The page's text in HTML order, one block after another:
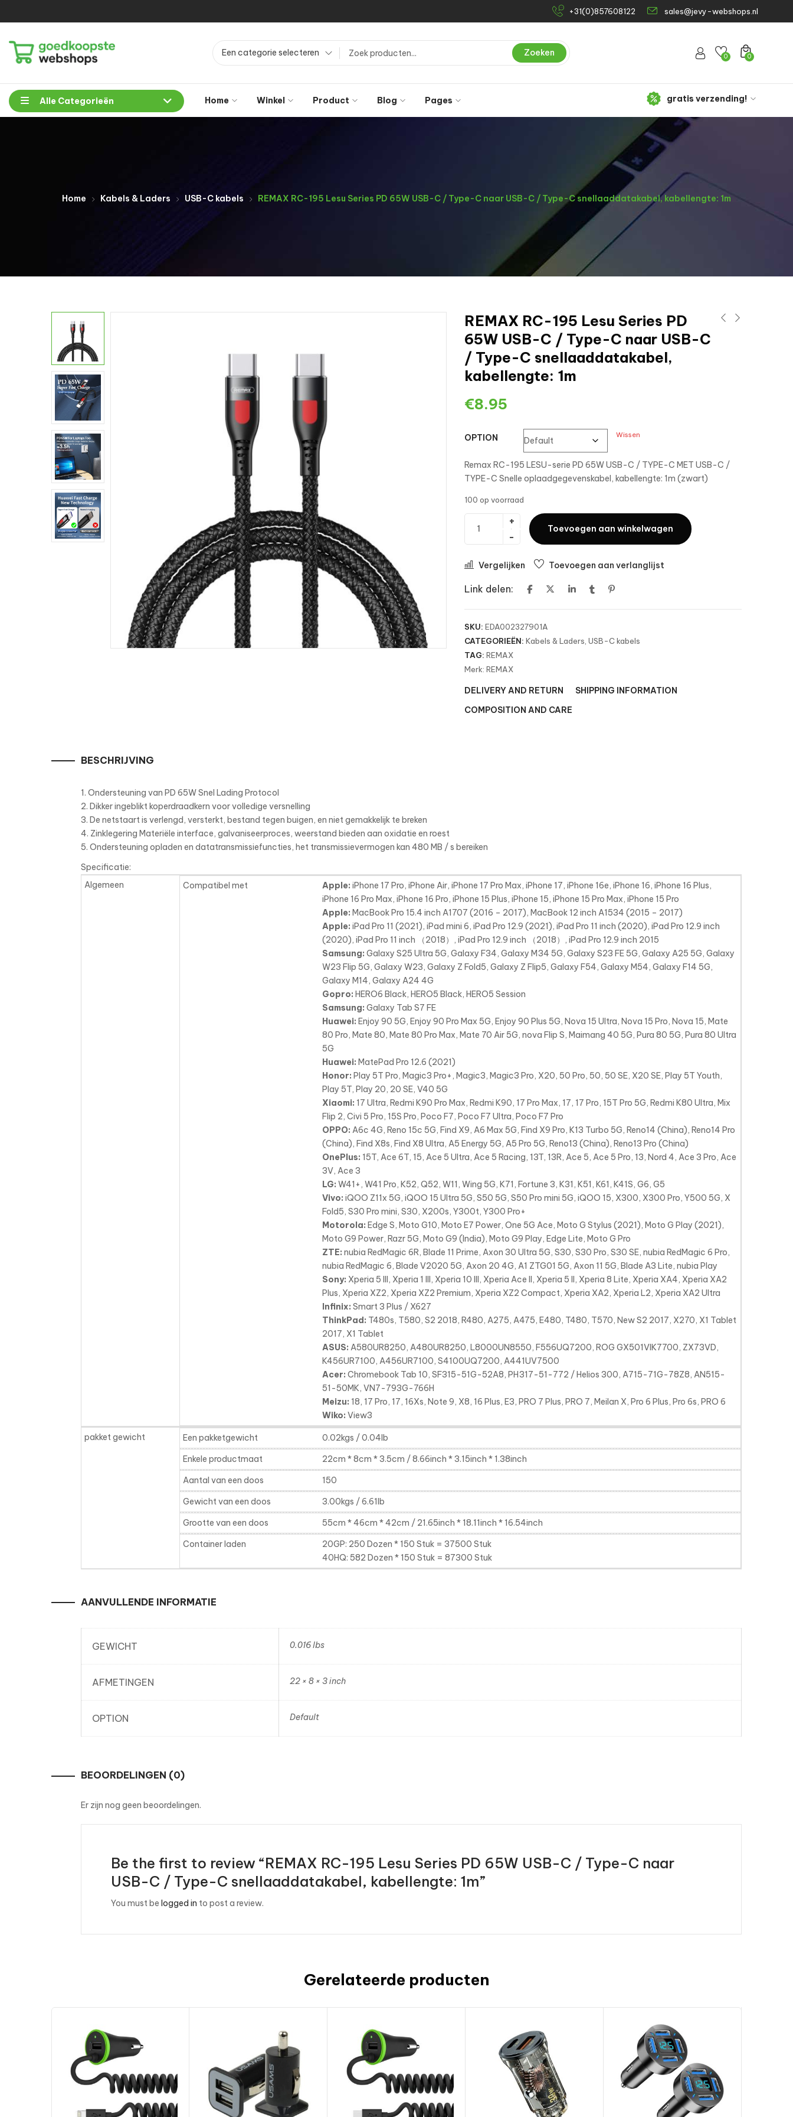
+31(0)857608122 sales@jevy-webshops.nl
Een categorie selecteren Zoeken 0
0
Alle Categorieën Home Winkel Product Blog Pages gratis verzending!
Home Kabels & Laders USB-C kabels REMAX RC-195 Lesu Series PD 65W USB-C / Type-C naar USB-C / Type-C snellaaddatakabel, kabellengte: 1m
REMAX RC-195 Lesu Series PD
65W USB-C / Type-C naar USB-C
/ Type-C snellaaddatakabel,
kabellengte: 1m
€8.95
OPTION Wissen
Remax RC-195 LESU-serie PD 65W USB-C / TYPE-C MET USB-C /
TYPE-C Snelle oplaadgegevenskabel, kabellengte: 1m (zwart)
100 op voorraad
Toevoegen aan winkelwagen
Vergelijken Toevoegen aan verlanglijst
Link delen:
SKU: EDA002327901A
CATEGORIEËN: Kabels & Laders USB-C kabels
TAG: REMAX
Merk: REMAX
DELIVERY AND RETURN
SHIPPING INFORMATION
COMPOSITION AND CARE
BESCHRIJVING
1. Ondersteuning van PD 65W Snel Lading Protocol
2. Dikker ingeblikt koperdraadkern voor volledige versnelling
3. De netstaart is verlengd, versterkt, bestand tegen buigen, en niet gemakkelijk te breken
4. Zinklegering Materiële interface, galvaniseerproces, weerstand bieden aan oxidatie en roest
5. Ondersteuning opladen en datatransmissiefuncties, het transmissievermogen kan 480 MB / s bereiken
Specificatie:
Algemeen
Compatibel met Apple: iPhone 17 Pro, iPhone Air, iPhone 17 Pro Max, iPhone 17, iPhone 16e, iPhone 16, iPhone 16 Plus,
iPhone 16 Pro Max, iPhone 16 Pro, iPhone 15 Plus, iPhone 15, iPhone 15 Pro Max, iPhone 15 Pro
Apple: MacBook Pro 15.4 inch A1707 (2016 – 2017), MacBook 12 inch A1534 (2015 – 2017)
Apple: iPad Pro 11 (2021), iPad mini 6, iPad Pro 12.9 (2021), iPad Pro 11 inch (2020), iPad Pro 12.9 inch
(2020), iPad Pro 11 inch （2018）, iPad Pro 12.9 inch （2018）, iPad Pro 12.9 inch 2015
Samsung: Galaxy S25 Ultra 5G, Galaxy F34, Galaxy M34 5G, Galaxy S23 FE 5G, Galaxy A25 5G, Galaxy
W23 Flip 5G, Galaxy W23, Galaxy Z Fold5, Galaxy Z Flip5, Galaxy F54, Galaxy M54, Galaxy F14 5G,
Galaxy M14, Galaxy A24 4G
Gopro: HERO6 Black, HERO5 Black, HERO5 Session
Samsung: Galaxy Tab S7 FE
Huawei: Enjoy 90 5G, Enjoy 90 Pro Max 5G, Enjoy 90 Plus 5G, Nova 15 Ultra, Nova 15 Pro, Nova 15, Mate
80 Pro, Mate 80, Mate 80 Pro Max, Mate 70 Air 5G, nova Flip S, Maimang 40 5G, Pura 80 5G, Pura 80 Ultra
5G
Huawei: MatePad Pro 12.6 (2021)
Honor: Play 5T Pro, Magic3 Pro+, Magic3, Magic3 Pro, X20, 50 Pro, 50, 50 SE, X20 SE, Play 5T Youth,
Play 5T, Play 20, 20 SE, V40 5G
Xiaomi: 17 Ultra, Redmi K90 Pro Max, Redmi K90, 17 Pro Max, 17, 17 Pro, 15T Pro 5G, Redmi K80 Ultra, Mix
Flip 2, Civi 5 Pro, 15S Pro, Poco F7, Poco F7 Ultra, Poco F7 Pro
OPPO: A6c 4G, Reno 15c 5G, Find X9, A6 Max 5G, Find X9 Pro, K13 Turbo 5G, Reno14 (China), Reno14 Pro
(China), Find X8s, Find X8 Ultra, A5 Energy 5G, A5 Pro 5G, Reno13 (China), Reno13 Pro (China)
OnePlus: 15T, Ace 6T, 15, Ace 5 Ultra, Ace 5 Racing, 13T, 13R, Ace 5, Ace 5 Pro, 13, Nord 4, Ace 3 Pro, Ace
3V, Ace 3
LG: W41+, W41 Pro, K52, Q52, W11, Wing 5G, K71, Fortune 3, K31, K51, K61, K41S, G6, G5
Vivo: iQOO Z11x 5G, iQOO 15 Ultra 5G, S50 5G, S50 Pro mini 5G, iQOO 15, X300, X300 Pro, Y500 5G, X
Fold5, S30 Pro mini, S30, X200s, Y300t, Y300 Pro+
Motorola: Edge S, Moto G10, Moto E7 Power, One 5G Ace, Moto G Stylus (2021), Moto G Play (2021),
Moto G9 Power, Razr 5G, Moto G9 (India), Moto G9 Play, Edge Lite, Moto G Pro
ZTE: nubia RedMagic 6R, Blade 11 Prime, Axon 30 Ultra 5G, S30, S30 Pro, S30 SE, nubia RedMagic 6 Pro,
nubia RedMagic 6, Blade V2020 5G, Axon 20 4G, A1 ZTG01 5G, Axon 11 5G, Blade A3 Lite, nubia Play
Sony: Xperia 5 III, Xperia 1 III, Xperia 10 III, Xperia Ace II, Xperia 5 II, Xperia 8 Lite, Xperia XA4, Xperia XA2
Plus, Xperia XZ2, Xperia XZ2 Premium, Xperia XZ2 Compact, Xperia XA2, Xperia L2, Xperia XA2 Ultra
Infinix: Smart 3 Plus / X627
ThinkPad: T480s, T580, S2 2018, R480, A275, A475, E480, T480, T570, New S2 2017, X270, X1 Tablet
2017, X1 Tablet
ASUS: A580UR8250, A480UR8250, L8000UN8550, F556UQ7200, ROG GX501VIK7700, ZX73VD,
K456UR7100, A456UR7100, S4100UQ7200, A441UV7500
Acer: Chromebook Tab 10, SF315-51G-52A8, PH317-51-772 / Helios 300, A715-71G-78Z8, AN515-
51-50MK, VN7-793G-766H
Meizu: 18, 17 Pro, 17, 16Xs, Note 9, X8, 16 Plus, E3, PRO 7 Plus, PRO 7, Meilan X, Pro 6 Plus, Pro 6s, PRO 6
Wiko: View3
pakket gewicht Een pakketgewicht
0.02kgs / 0.04lb
Enkele productmaat
22cm * 8cm * 3.5cm / 8.66inch * 3.15inch * 1.38inch
Aantal van een doos
150
Gewicht van een doos
3.00kgs / 6.61lb
Grootte van een doos
55cm * 46cm * 42cm / 21.65inch * 18.11inch * 16.54inch
Container laden
20GP: 250 Dozen * 150 Stuk = 37500 Stuk
40HQ: 582 Dozen * 150 Stuk = 87300 Stuk
AANVULLENDE INFORMATIE
GEWICHT 0.016 lbs
AFMETINGEN 22 × 8 × 3 inch
OPTION Default
BEOORDELINGEN (0)
Er zijn nog geen beoordelingen.
Be the first to review “REMAX RC-195 Lesu Series PD 65W USB-C / Type-C naar
USB-C / Type-C snellaaddatakabel, kabellengte: 1m”
You must be logged in to post a review.
Gerelateerde producten